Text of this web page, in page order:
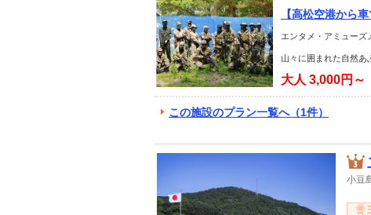
【高松空港から
エンタメ・アミューズ
山々に囲まれた自然あ
大人 3,000円～
この施設のプラン一覧へ（1件）
小豆